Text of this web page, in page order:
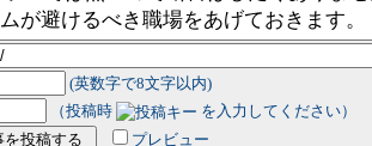
(英数字で8文字以内)
（投稿時
を入力してください）
プレビュー